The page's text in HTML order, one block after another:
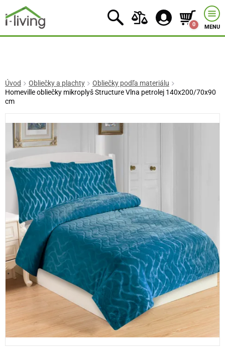
0 MENU
Úvod Obliečky a plachty
Obliečky podľa materiálu
Homeville obliečky mikroplyš Structure Vlna petrolej 140x200/70x90
cm